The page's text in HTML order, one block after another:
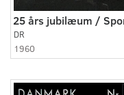
DR
1960